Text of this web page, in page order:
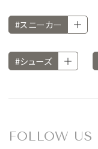
#スニーカー
#シューズ
FOLLOW US